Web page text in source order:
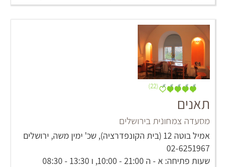
(22)
תאנים
מסעדה צמחונית בירושלים
אמיל בוטה 12 (בית הקונפדרציה), שכ' ימין משה, ירושלים
02-6251967
שעות פתיחה: א - ה 21:00 - 10:00, ו 13:30 - 08:30